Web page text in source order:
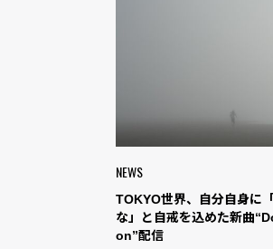
NEWS
TOKYO世界、自分自身に
な」と自戒を込めた新曲
on”配信